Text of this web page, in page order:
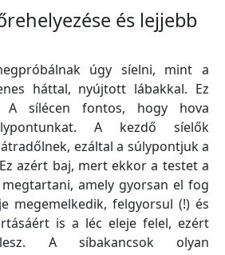
és lejjebb
úgy síelni, mint a
háttal, nyújtott lábakkal. Ez
sílécen fontos, hogy hova
A kezdő síelők
ezáltal a súlypontjuk a
azért baj, mert ekkor a testet a
amely gyorsan el fog
megemelkedik, felgyorsul (!) és
is a léc eleje felel, ezért
lesz. A síbakancsok olyan